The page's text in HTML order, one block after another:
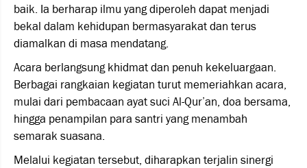
baik. Ia berharap ilmu yang diperoleh dapat menjadi
bekal dalam kehidupan bermasyarakat dan terus
diamalkan di masa mendatang.
Acara berlangsung khidmat dan penuh kekeluargaan.
Berbagai rangkaian kegiatan turut memeriahkan acara,
mulai dari pembacaan ayat suci Al-Qur’an, doa bersama,
hingga penampilan para santri yang menambah
semarak suasana.
Melalui kegiatan tersebut, diharapkan terjalin sinergi